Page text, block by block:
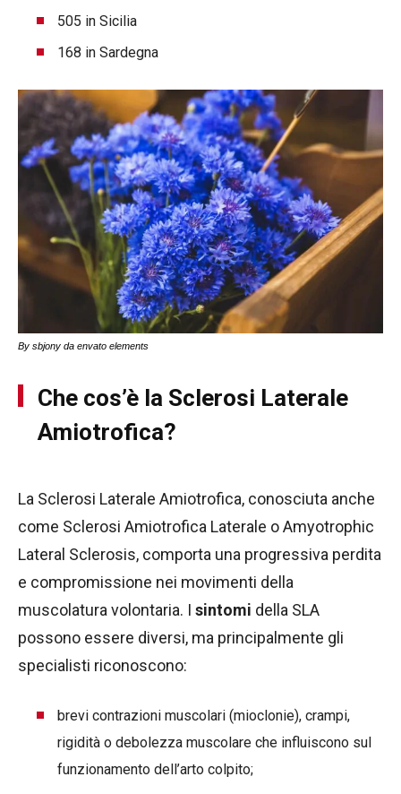
505 in Sicilia
168 in Sardegna
By sbjony da envato elements
Che cos’è la Sclerosi Laterale
Amiotrofica?
La Sclerosi Laterale Amiotrofica, conosciuta anche
come Sclerosi Amiotrofica Laterale o Amyotrophic
Lateral Sclerosis, comporta una progressiva perdita
e compromissione nei movimenti della
muscolatura volontaria. I sintomi della SLA
possono essere diversi, ma principalmente gli
specialisti riconoscono:
brevi contrazioni muscolari (mioclonie), crampi,
rigidità o debolezza muscolare che influiscono sul
funzionamento dell’arto colpito;